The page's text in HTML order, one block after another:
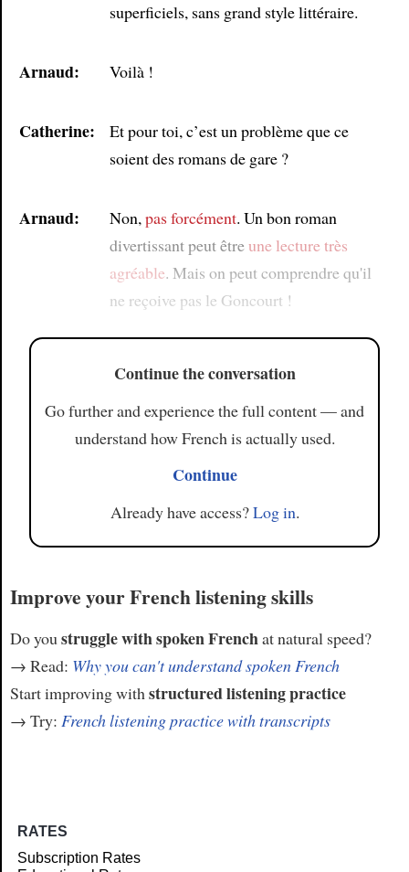
superficiels, sans grand style littéraire.
Arnaud: Voilà !
Catherine:
Et pour toi, c’est un problème que ce
soient des romans de gare ?
Arnaud: Non,pas forcément. Un bon roman
divertissant peut êtreune lecture très
agréable. Mais on peut comprendre qu'il
ne reçoive pas le Goncourt !
Continue the conversation
Go further and experience the full content — and
understand how French is actually used.
Continue
Already have access?Log in.
Improve your French listening skills
Do youstruggle with spoken Frenchat natural speed?
→ Read: Why you can't understand spoken French
Start improving withstructured listening practice
→ Try: French listening practice with transcripts
RATES
Subscription Rates